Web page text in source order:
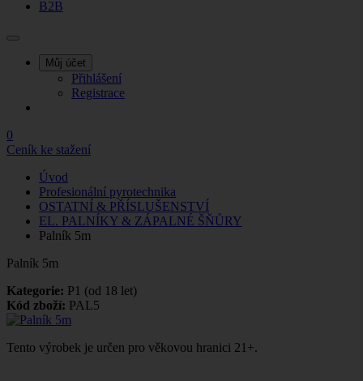
B2B
Můj účet
Přihlášení
Registrace
0
Ceník ke stažení
Úvod
Profesionální pyrotechnika
OSTATNÍ & PŘÍSLUŠENSTVÍ
EL. PALNÍKY & ZÁPALNÉ ŠŇŮRY
Palník 5m
Palník 5m
Kategorie: P1 (od 18 let)
Kód zboží: PAL5
Tento výrobek je určen pro věkovou hranici 21+.